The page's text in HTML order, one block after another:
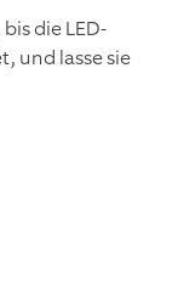
die LED-
und lasse sie